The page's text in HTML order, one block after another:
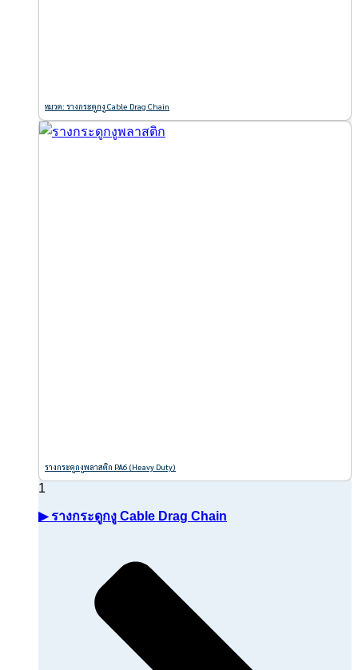
หมวด: รางกระดูกงู Cable Drag Chain
รางกระดูกงูพลาสติก PA6 (Heavy Duty)
▶ รางกระดูกงู Cable Drag Chain